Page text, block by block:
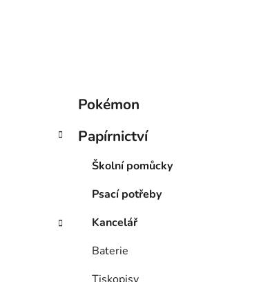
Přeskočit
kategorie
e
e
Pokémon
Papírnictví
Školní pomůcky
Psací potřeby
Kancelář
Baterie
Tiskopisy